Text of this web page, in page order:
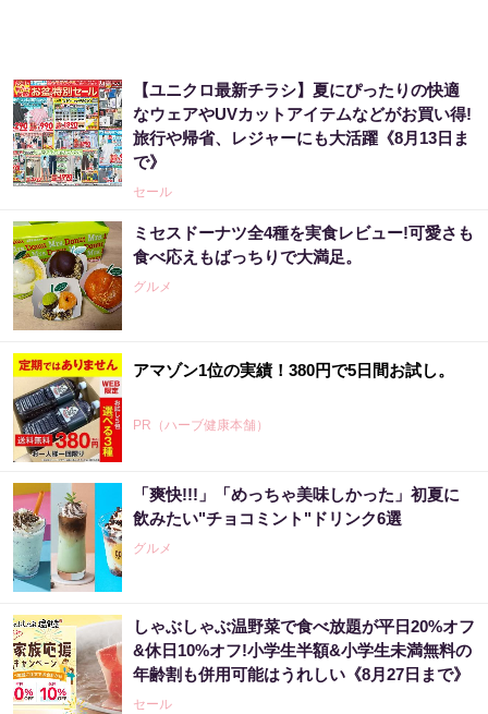
【ユニクロ最新チラシ】夏にぴったりの快適
なウェアやUVカットアイテムなどがお買い得!
旅行や帰省、レジャーにも大活躍《8月13日ま
で》
セール
ミセスドーナツ全4種を実食レビュー!可愛さも
食べ応えもばっちりで大満足。
グルメ
アマゾン1位の実績！380円で5日間お試し。
PR（ハーブ健康本舗）
「え、こんなセールやってたの？」80％OFF
以上が続々登場！Amazonの本気が...
PR（Amazon）
宝くじ当たる人は“たまたま”じゃない?!
PR（合同会社デジタルファーム ）
「爽快!!!」「めっちゃ美味しかった」初夏に
飲みたい"チョコミント"ドリンク6選
グルメ
しゃぶしゃぶ温野菜で食べ放題が平日20%オフ
&休日10%オフ!小学生半額&小学生未満無料の
年齢割も併用可能はうれしい《8月27日まで》
セール